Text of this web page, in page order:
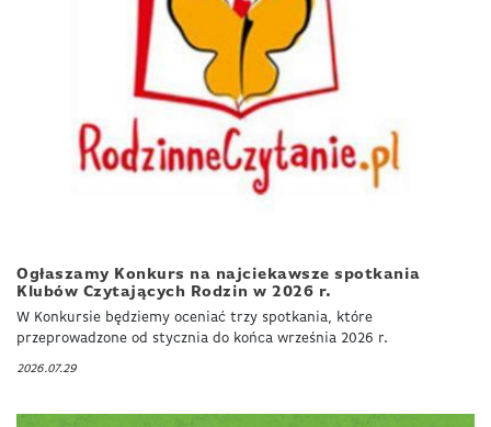
Ogłaszamy Konkurs na najciekawsze spotkania
Klubów Czytających Rodzin w 2026 r.
W Konkursie będziemy oceniać trzy spotkania, które
przeprowadzone od stycznia do końca września 2026 r.
2026.07.29